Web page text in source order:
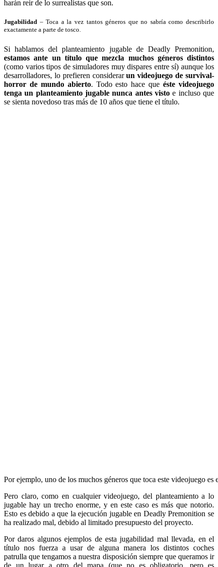
harán reír de lo surrealistas que son.
Jugabilidad – Toca a la vez tantos géneros que no sabría como describirlo
exactamente a parte de tosco.
Si hablamos del planteamiento jugable de Deadly Premonition,
estamos ante un título que mezcla muchos géneros distintos
(como varios tipos de simuladores muy dispares entre sí) aunque los
desarrolladores, lo prefieren considerarun videojuego de survival-
horror de mundo abierto. Todo esto hace queéste videojuego
tenga un planteamiento jugable nunca antes visto e incluso que
se sienta novedoso tras más de 10 años que tiene el título.
Por ejemplo, uno de los muchos géneros que toca este videojuego es
Pero claro, como en cualquier videojuego, del planteamiento a lo
jugable hay un trecho enorme, y en este caso es más que notorio.
Esto es debido a que la ejecución jugable en Deadly Premonition se
ha realizado mal, debido al limitado presupuesto del proyecto.
Por daros algunos ejemplos de esta jugabilidad mal llevada, en el
título nos fuerza a usar de alguna manera los distintos coches
patrulla que tengamos a nuestra disposición siempre que queramos ir
de un lugar a otro del mapa (que no es obligatorio, pero es